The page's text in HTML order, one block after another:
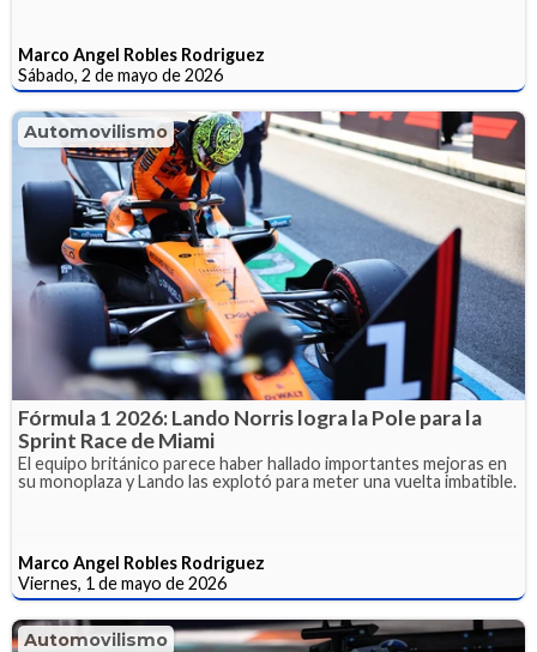
Marco Angel Robles Rodriguez
Sábado, 2 de mayo de 2026
Automovilismo
Fórmula 1 2026: Lando Norris logra la Pole para la
Sprint Race de Miami
El equipo británico parece haber hallado importantes mejoras en
su monoplaza y Lando las explotó para meter una vuelta imbatible.
Marco Angel Robles Rodriguez
Viernes, 1 de mayo de 2026
Automovilismo